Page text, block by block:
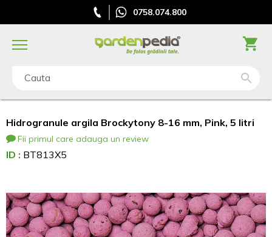
0758.074.800
Cauta
Hidrogranule argila Brockytony 8-16 mm, Pink, 5 litri
Fii primul care adauga un review
ID : BT813X5